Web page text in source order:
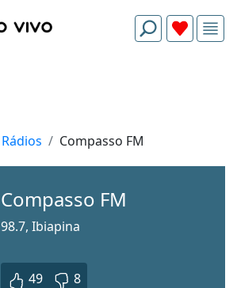
Rádios Compasso FM
Compasso FM
98.7, Ibiapina
49 8